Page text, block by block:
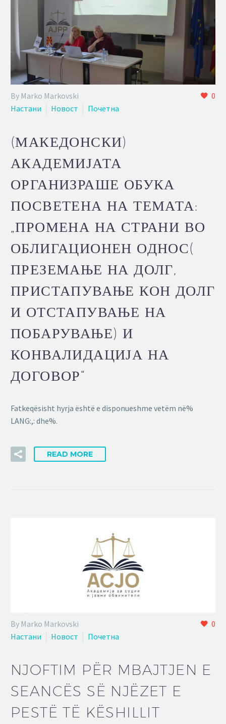
0
By Marko Markovski
Настани
Новост Почетна
(МАКЕДОНСКИ)
АКАДЕМИЈАТА
ОРГАНИЗРАШЕ ОБУКА
ПОСВЕТЕНА НА ТЕМАТА:
„ПРОМЕНА НА СТРАНИ ВО
ОБЛИГАЦИОНЕН ОДНОС(
ПРЕЗЕМАЊЕ НА ДОЛГ,
ПРИСТАПУВАЊЕ КОН ДОЛГ
И ОТСТАПУВАЊЕ НА
ПОБАРУВАЊЕ) И
КОНВАЛИДАЦИЈА НА
ДОГОВОР“
Fatkeqësisht hyrja është e disponueshme vetëm në%
LANG:,: dhe%.
READ MORE
0
By Marko Markovski
Настани
Новост Почетна
NJOFTIM PËR MBAJTJEN E
SEANCËS SË NJËZET E
PESTË TË KËSHILLIT